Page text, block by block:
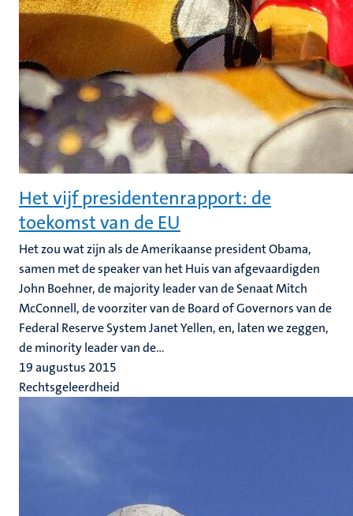
Het vijf presidentenrapport: de
toekomst van de EU
Het zou wat zijn als de Amerikaanse president Obama,
samen met de speaker van het Huis van afgevaardigden
John Boehner, de majority leader van de Senaat Mitch
McConnell, de voorziter van de Board of Governors van de
Federal Reserve System Janet Yellen, en, laten we zeggen,
de minority leader van de...
19 augustus 2015
Rechtsgeleerdheid